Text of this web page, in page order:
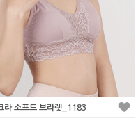
라 소프트 브라렛_1183